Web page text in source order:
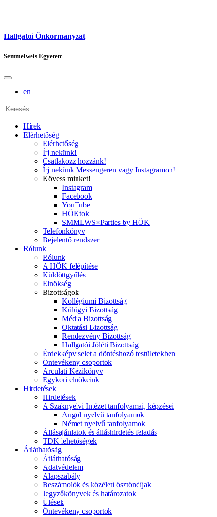
Hallgatói Önkormányzat
Semmelweis Egyetem
en
Hírek
Elérhetőség
Elérhetőség
Írj nekünk!
Csatlakozz hozzánk!
Írj nekünk Messengeren vagy Instagramon!
Kövess minket!
Instagram
Facebook
YouTube
HÖKtok
SMMLWS×Parties by HÖK
Telefonkönyv
Bejelentő rendszer
Rólunk
Rólunk
A HÖK felépítése
Küldöttgyűlés
Elnökség
Bizottságok
Kollégiumi Bizottság
Külügyi Bizottság
Média Bizottság
Oktatási Bizottság
Rendezvény Bizottság
Hallgatói Jóléti Bizottság
Érdekképviselet a döntéshozó testületekben
Öntevékeny csoportok
Arculati Kézikönyv
Egykori elnökeink
Hirdetések
Hirdetések
A Szaknyelvi Intézet tanfolyamai, képzései
Angol nyelvű tanfolyamok
Német nyelvű tanfolyamok
Állásajánlatok és álláshirdetés feladás
TDK lehetőségek
Átláthatóság
Átláthatóság
Adatvédelem
Alapszabály
Beszámolók és közéleti ösztöndíjak
Jegyzőkönyvek és határozatok
Ülések
Öntevékeny csoportok